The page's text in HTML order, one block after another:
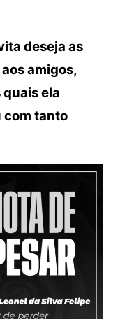
deseja as
amigos,
ela
com tanto